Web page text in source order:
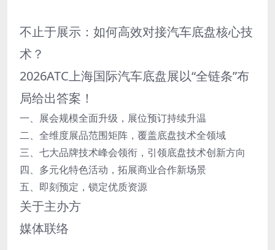
不止于展示：如何高效对接汽车底盘核心技
术？
2026ATC上海国际汽车底盘展以“全链条”布
局给出答案！
一、展会规模全面升级，展位预订持续升温
二、全维度展品范围矩阵，覆盖底盘技术全领域
三、七大品牌技术峰会领衔，引领底盘技术创新方向
四、多元化特色活动，拓展商业合作新场景
五、即刻预定，锁定优质资源
关于主办方
媒体联络